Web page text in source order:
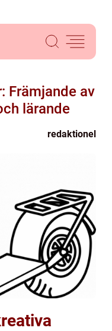
Främjande av
lärande
redaktionel